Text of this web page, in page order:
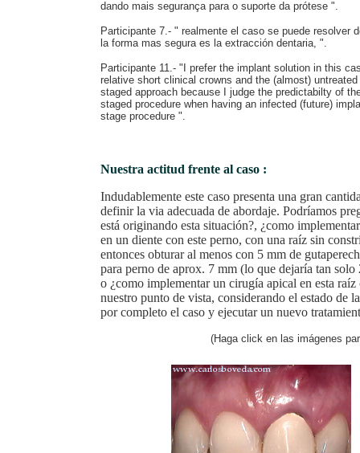
dando mais segurança para o suporte da prótese ".
Participante 7.- " realmente el caso se puede resolver
la forma mas segura es la extracción dentaria, ".
Participante 11.- "I prefer the implant solution in this
relative short clinical crowns and the (almost)
staged approach because I judge the predictabilty of
staged procedure when having an infected (future)
stage procedure ".
Nuestra actitud frente al caso :
Indudablemente este caso presenta una gran
definir la via adecuada de abordaje. Podríamos
está originando esta situación?, ¿como
en un diente con este perno, con una raíz sin
entonces obturar al menos con 5 mm de
para perno de aprox. 7 mm (lo que dejaría tan
o ¿como implementar un cirugía apical en esta
nuestro punto de vista, considerando el estado de
por completo el caso y ejecutar un nuevo
(Haga click en las imágenes